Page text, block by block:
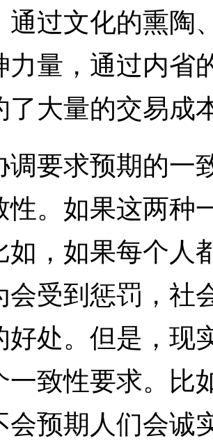
通过文化的熏陶
力量，通过内省
了大量的交易成
求预期的一
性。如果这两种
如，如果每个人
会受到惩罚，社
好处。但是，现
一致性要求。比
会预期人们会诚